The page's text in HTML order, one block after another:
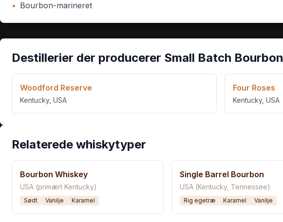
• Bourbon-marineret
Destillerier der producerer Small Batch Bourbon
Woodford Reserve
Kentucky, USA
Four Roses
Kentucky,USA
Relaterede whiskytyper
Bourbon Whiskey
USA (primært Kentucky)
Sødt Vanilje Karamel
Single Barrel Bourbon
USA (Kentucky, Tennessee)
Rig egetræ Karamel Vanilje